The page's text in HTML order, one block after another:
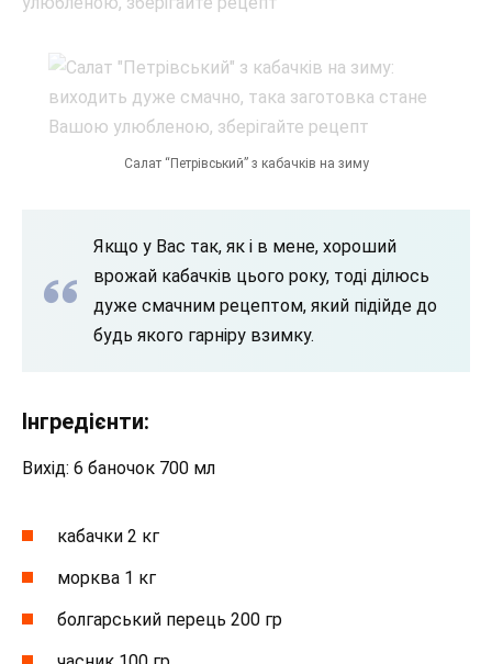
Салат “Петрівський” з кабачків на зиму
Якщо у Вас так, як і в мене, хороший
врожай кабачків цього року, тоді ділюсь
дуже смачним рецептом, який підійде до
будь якого гарніру взимку.
Інгредієнти:
Вихід: 6 баночок 700 мл
кабачки 2 кг
морква 1 кг
болгарський перець 200 гр